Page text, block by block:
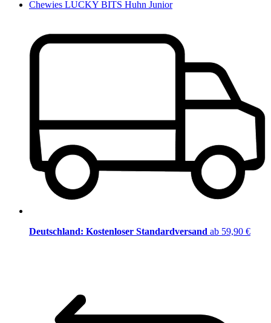
Chewies LUCKY BITS Huhn Junior
Deutschland: Kostenloser Standardversand ab 59,90 €